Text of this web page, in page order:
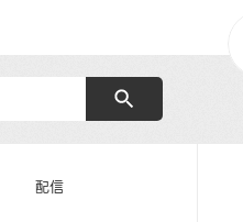
配信